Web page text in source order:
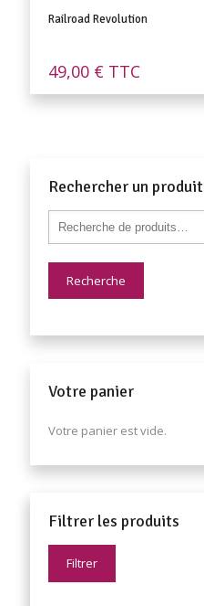
Railroad Revolution
49,00 € TTC
Rechercher un produit
Recherche
Votre panier
Votre panier est vide.
Filtrer les produits
Filtrer